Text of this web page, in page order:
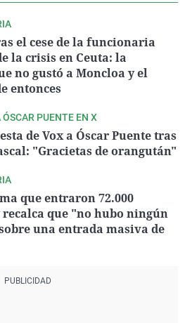
el cese de la funcionaria
la crisis en Ceuta: la
no gustó a Moncloa y el
entonces
PUENTE EN X
de Vox a Óscar Puente tras
"Gracietas de orangután"
que entraron 72.000
que "no hubo ningún
una entrada masiva de